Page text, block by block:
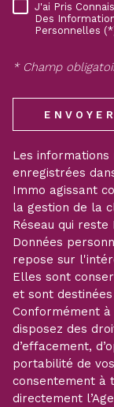
J'ai Pris
Des
Personnelles
* Champ
ENVOYER
Les
enregistrées
Immo agissant
la gestion de la
Réseau qui
Données
repose sur
Elles sont
et sont
Conformément
disposez des
d’effacement,
portabilité de
consentement à
directement